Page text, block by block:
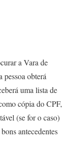
a Vara de
obterá
uma lista de
cópia do CPF,
(se for o caso)
antecedentes